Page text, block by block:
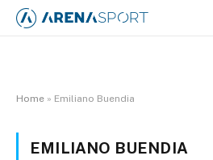
Home » Emiliano Buendia
EMILIANO BUENDIA